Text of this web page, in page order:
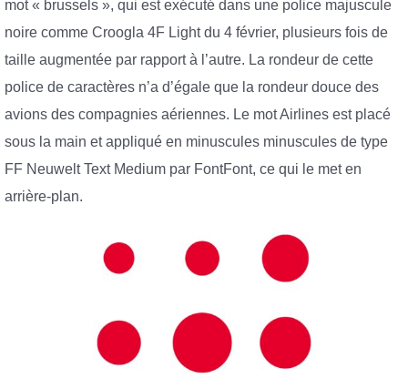
mot « brussels », qui est exécuté dans une police majuscule
noire comme Croogla 4F Light du 4 février, plusieurs fois de
taille augmentée par rapport à l’autre. La rondeur de cette
police de caractères n’a d’égale que la rondeur douce des
avions des compagnies aériennes. Le mot Airlines est placé
sous la main et appliqué en minuscules minuscules de type
FF Neuwelt Text Medium par FontFont, ce qui le met en
arrière-plan.